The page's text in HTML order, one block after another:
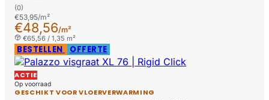
(0)
€53,95/m²
€48,56/m²
€65,56 / 1,35 m²
BESTELLEN OFFERTE
ACTIE
Op voorraad
GESCHIKT VOOR VLOERVERWARMING